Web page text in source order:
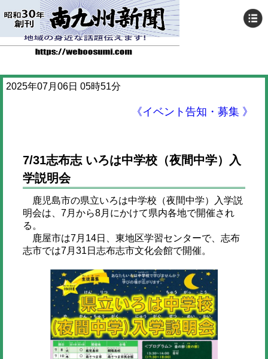
2025年07月06日 05時51分
《イベント告知・募集 》
7/31志布志 いろは中学校（夜間中学）入
学説明会
鹿児島市の県立いろは中学校（夜間中学）入学説
明会は、7月から8月にかけて県内各地で開催され
る。
鹿屋市は7月14日、東地区学習センターで、志布
志市では7月31日志布志市文化会館で開催。